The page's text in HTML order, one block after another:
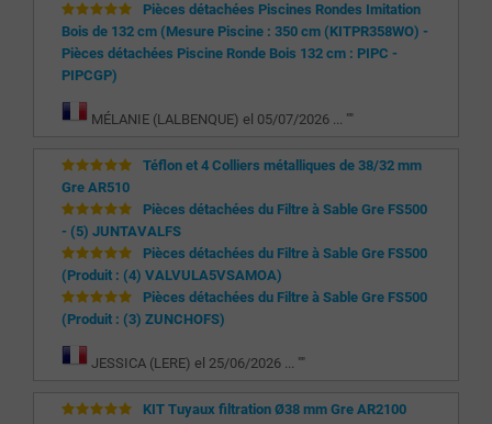
Pièces détachées Piscines Rondes Imitation
Bois de 132 cm (Mesure Piscine : 350 cm (KITPR358WO) -
Pièces détachées Piscine Ronde Bois 132 cm : PIPC -
PIPCGP)
MÉLANIE (LALBENQUE) el 05/07/2026 ... ""
Téflon et 4 Colliers métalliques de 38/32 mm
Gre AR510
Pièces détachées du Filtre à Sable Gre FS500
- (5) JUNTAVALFS
Pièces détachées du Filtre à Sable Gre FS500
(Produit : (4) VALVULA5VSAMOA)
Pièces détachées du Filtre à Sable Gre FS500
(Produit : (3) ZUNCHOFS)
JESSICA (LERE) el 25/06/2026 ... ""
KIT Tuyaux filtration Ø38 mm Gre AR2100